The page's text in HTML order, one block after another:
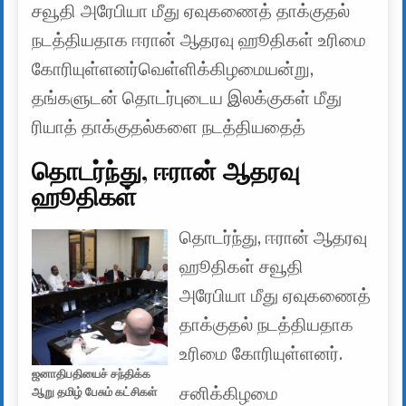
சவூதி அரேபியா மீது ஏவுகணைத் தாக்குதல்
நடத்தியதாக ஈரான் ஆதரவு ஹூதிகள் உரிமை
கோரியுள்ளனர்வெள்ளிக்கிழமையன்று,
தங்களுடன் தொடர்புடைய இலக்குகள் மீது
ரியாத் தாக்குதல்களை நடத்தியதைத்
தொடர்ந்து, ஈரான் ஆதரவு
ஹூதிகள்
ஜனாதிபதியைச் சந்திக்க
ஆறு தமிழ் பேசும் கட்சிகள்
தொடர்ந்து, ஈரான் ஆதரவு
ஹூதிகள் சவூதி
அரேபியா மீது ஏவுகணைத்
தாக்குதல் நடத்தியதாக
உரிமை கோரியுள்ளனர்.
சனிக்கிழமை